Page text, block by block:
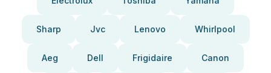
Sharp Jvc Lenovo Whirlpool
Aeg Dell Frigidaire Canon